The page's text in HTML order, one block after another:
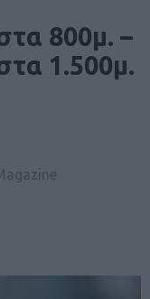
800μ. –
1.500μ.